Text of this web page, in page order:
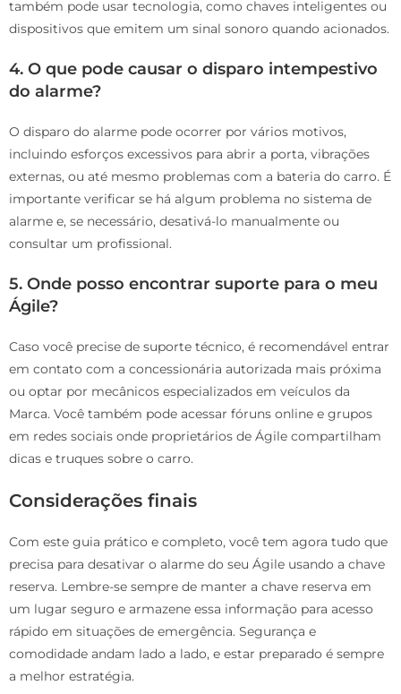
também pode usar tecnologia, como chaves inteligentes ou
dispositivos que emitem um sinal sonoro quando acionados.
4. O que pode causar o disparo intempestivo
do alarme?
O disparo do alarme pode ocorrer por vários motivos,
incluindo esforços excessivos para abrir a porta, vibrações
externas, ou até mesmo problemas com a bateria do carro. É
importante verificar se há algum problema no sistema de
alarme e, se necessário, desativá-lo manualmente ou
consultar um profissional.
5. Onde posso encontrar suporte para o meu
Ágile?
Caso você precise de suporte técnico, é recomendável entrar
em contato com a concessionária autorizada mais próxima
ou optar por mecânicos especializados em veículos da
Marca. Você também pode acessar fóruns online e grupos
em redes sociais onde proprietários de Ágile compartilham
dicas e truques sobre o carro.
Considerações finais
Com este guia prático e completo, você tem agora tudo que
precisa para desativar o alarme do seu Ágile usando a chave
reserva. Lembre-se sempre de manter a chave reserva em
um lugar seguro e armazene essa informação para acesso
rápido em situações de emergência. Segurança e
comodidade andam lado a lado, e estar preparado é sempre
a melhor estratégia.